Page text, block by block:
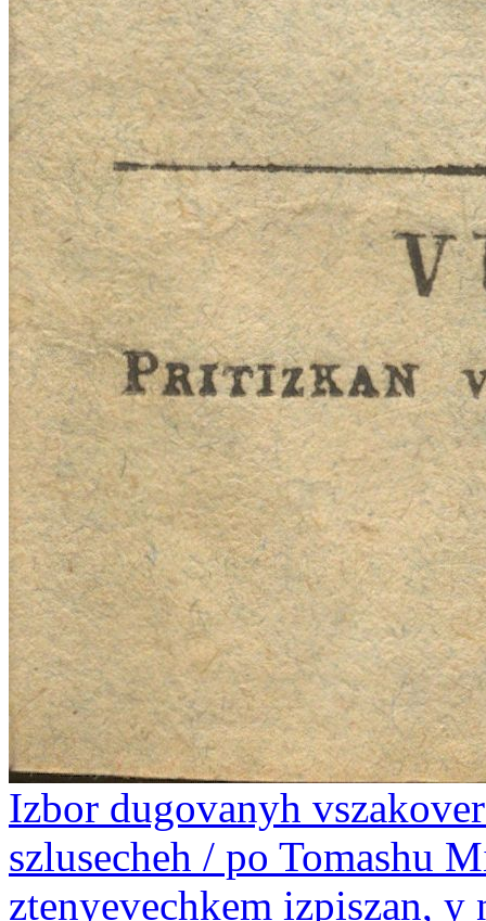
Izbor dugovanyh
szlusecheh / po Tomashu
ztenyevechkem izpiszan, y